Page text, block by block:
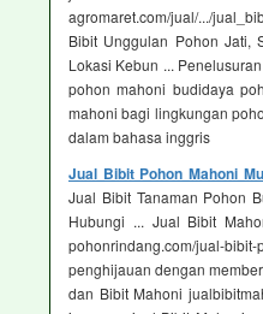
agromaret.com/jual/.../
Bibit Unggulan Pohon Jati,
Lokasi Kebun ...
pohon mahoni budidaya
mahoni bagi lingkungan
dalam bahasa inggris
Jual Bibit Pohon Mahoni
Jual Bibit Tanaman Pohon
Hubungi ... Jual Bibit
pohonrindang.com/jual-
penghijauan dengan
dan Bibit Mahoni